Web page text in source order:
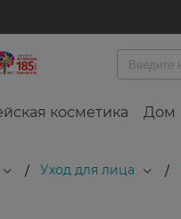
косметика Дом
/ Уход для лица /